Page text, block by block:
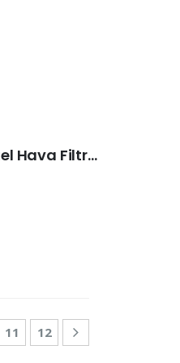
Bmw 3 Seri (F20) N47D20C 2015-2019 Arası 3.20 Dizel Hava Filtresi
11 12